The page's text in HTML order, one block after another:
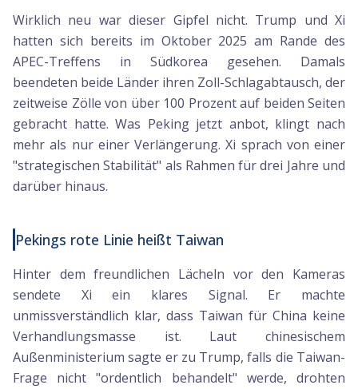
Wirklich neu war dieser Gipfel nicht. Trump und Xi
hatten sich bereits im Oktober 2025 am Rande des
APEC-Treffens in Südkorea gesehen. Damals
beendeten beide Länder ihren Zoll-Schlagabtausch, der
zeitweise Zölle von über 100 Prozent auf beiden Seiten
gebracht hatte. Was Peking jetzt anbot, klingt nach
mehr als nur einer Verlängerung. Xi sprach von einer
"strategischen Stabilität" als Rahmen für drei Jahre und
darüber hinaus.
Pekings rote Linie heißt Taiwan
Hinter dem freundlichen Lächeln vor den Kameras
sendete Xi ein klares Signal. Er machte
unmissverständlich klar, dass Taiwan für China keine
Verhandlungsmasse ist. Laut chinesischem
Außenministerium sagte er zu Trump, falls die Taiwan-
Frage nicht "ordentlich behandelt" werde, drohten